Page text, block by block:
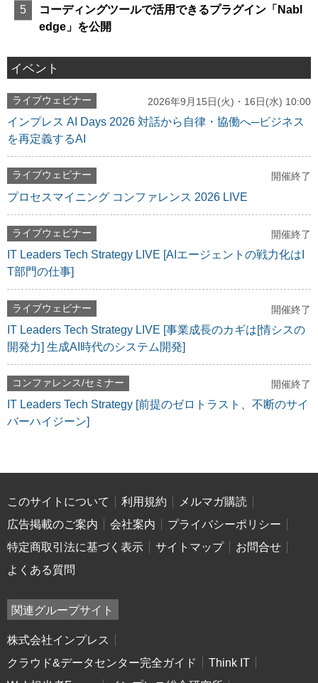
コーディングツールで活用できるプラグイン「Nabl
edge」を公開
イベント
ライブウェビナー 2026年9月15日(火)・16日(水) 10:00
インプレス AI Days 2026 対話から自律・協働へ─ビジネス
を再定義するAI
ライブウェビナー 開催終了
プロセスマイニング コンファレンス 2026 LIVE
ライブウェビナー 開催終了
IT Leaders Tech Strategy LIVE [AIエージェントの戦力化はI
T部門の仕事]
ライブウェビナー 開催終了
IT Leaders Tech Strategy LIVE [事業成長のカギは[情シスの
開発力] 生成AI時代のシステム開発]
コンファレンス/セミナー 開催終了
IT Leaders Tech Strategy [前提のゼロトラスト、不断のサイ
バーハイジーン]
このサイトについて 利用規約
メルマガ購読
広告掲載のご案内
会社案内
プライバシーポリシー
特定商取引法に基づく表示
サイトマップ
お問合せ
よくある質問
関連グループサイト
株式会社インプレス
クラウド&データセンター完全ガイド
Think IT